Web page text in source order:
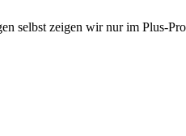
selbst zeigen wir nur im Plus-